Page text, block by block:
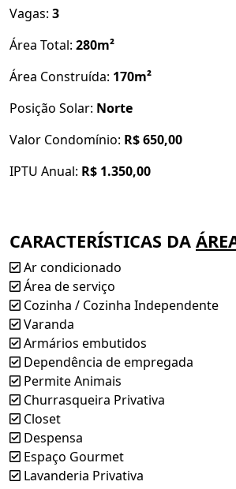
Vagas: 3
Área Total: 280m²
Área Construída: 170m²
Posição Solar: Norte
Valor Condomínio: R$ 650,00
IPTU Anual: R$ 1.350,00
CARACTERÍSTICAS DA
Ar condicionado
Área de serviço
Cozinha / Cozinha Independente
Varanda
Armários embutidos
Dependência de empregada
Permite Animais
Churrasqueira Privativa
Closet
Despensa
Espaço Gourmet
Lavanderia Privativa